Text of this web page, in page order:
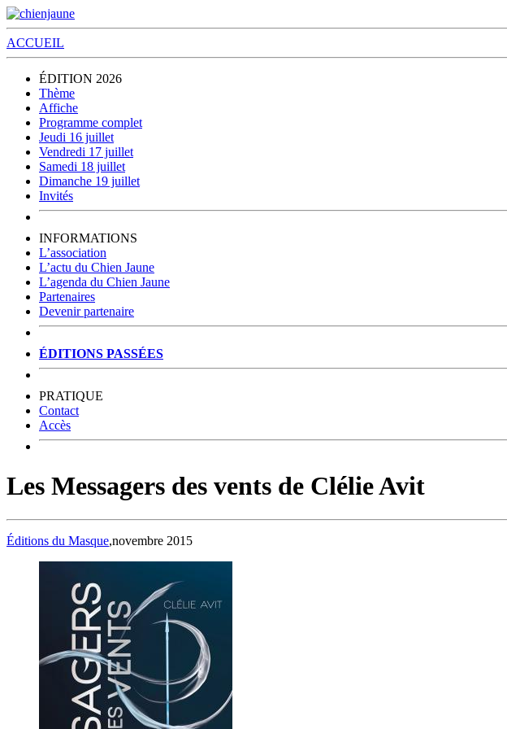
ACCUEIL
ÉDITION 2026
Thème
Affiche
Programme complet
Jeudi 16 juillet
Vendredi 17 juillet
Samedi 18 juillet
Dimanche 19 juillet
Invités
INFORMATIONS
L’association
L’actu du Chien Jaune
L’agenda du Chien Jaune
Partenaires
Devenir partenaire
ÉDITIONS PASSÉES
PRATIQUE
Contact
Accès
Les Messagers des vents de Clélie Avit
Éditions du Masque,novembre 2015